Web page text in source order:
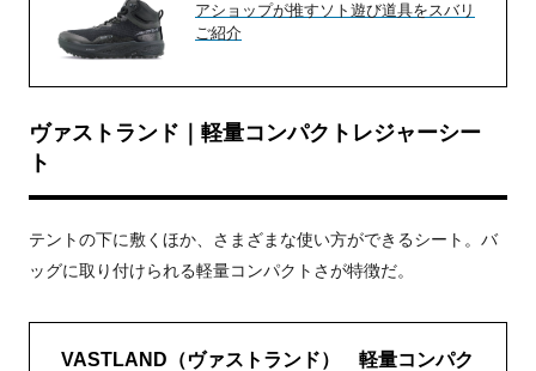
アショップが推すソト遊び道具をスバリ
ご紹介
ヴァストランド｜軽量コンパクトレジャーシー
ト
テントの下に敷くほか、さまざまな使い方ができるシート。 バ
ッグに取り付けられる軽量コンパクトさが特徴だ。
VASTLAND（ヴァストランド） 軽量コンパク